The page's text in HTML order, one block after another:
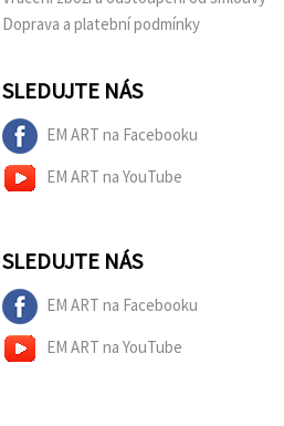
Doprava a platební podmínky
SLEDUJTE NÁS
EM ART na Facebooku
EM ART na YouTube
SLEDUJTE NÁS
EM ART na Facebooku
EM ART na YouTube